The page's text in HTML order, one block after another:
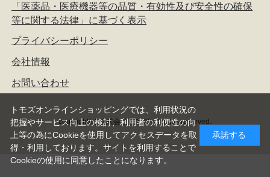
「医薬品・医療機器等の品質・有効性及び安全性の確保
等に関する法律」に基づく表示
プライバシーポリシー
会社情報
お問い合わせ
copyright(c) 株式会社トモズ all rights reserved.
トモズオンラインショッピングでは、利用状況の
把握やサービス向上の検討、利用者の利便性の向
上等の為にCookieを使用してアクセスデータを取
得・利用しております。サイトを利用することで
Cookieの使用に同意したことになります。
承諾する